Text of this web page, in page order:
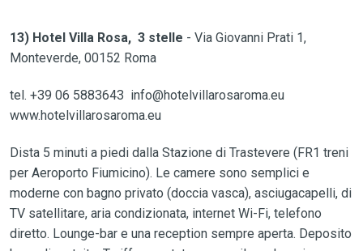
13) Hotel Villa Rosa, 3 stelle - Via Giovanni Prati 1,
Monteverde, 00152 Roma
tel. +39 06 5883643 info@hotelvillarosaroma.eu
www.hotelvillarosaroma.eu
Dista 5 minuti a piedi dalla Stazione di Trastevere (FR1 treni
per Aeroporto Fiumicino). Le camere sono semplici e
moderne con bagno privato (doccia vasca), asciugacapelli, di
TV satellitare, aria condizionata, internet Wi-Fi, telefono
diretto. Lounge-bar e una reception sempre aperta. Deposito